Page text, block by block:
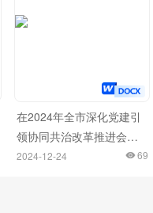
在2024年全市深化党建引
领协同共治改革推进会上
的汇报发言
2024-12-24 69